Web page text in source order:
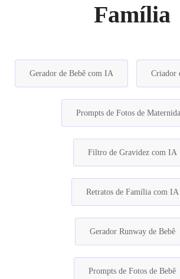
Família
Gerador de Bebê com IA Criador
Prompts de Fotos de
Filtro de Gravidez com IA
Retratos de Família com IA
Gerador Runway de Bebê
Prompts de Fotos de Bebê